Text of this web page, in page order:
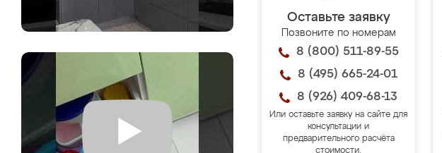
Оставьте заявку
Позвоните по номерам
8 (800) 511-89-55
8 (495) 665-24-01
8 (926) 409-68-13
Или оставьте заявку на сайте для
консультации и
предварительного расчёта
стоимости.